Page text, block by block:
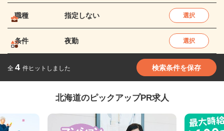
職種 指定しない 選択
条件 夜勤 選択
全 4 件ヒットしました 検索条件を保存
北海道のピックアップPR求人